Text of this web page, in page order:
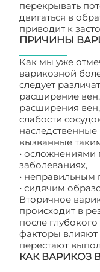
перекрывать
двигаться в
приводит к
ПРИЧИНЫ
Как мы уже
варикозной
следует
расширение
расширения
слабости
вызванные
•
заболеваниях,
• неправильным
• сидячим
Вторичное
происходит в
после
факторы влияют
перестают
КАК ВАРИКОЗ